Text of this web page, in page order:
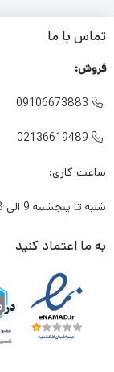
طول عمر
کنم، لنت داغ
آیا لنتی که
برند این
به شما بابت تک
ما در تیم لنت
تماس با ما
فروش:

09106673883

02136619489
ساعت کاری:
شنبه تا پنجشنبه 9 الی 18
به ما اعتماد کنید